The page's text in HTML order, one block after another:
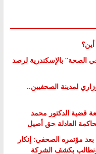
الصحة” بالإسكندرية لرصد
لمدينة الصحفيين..
قضية الدكتور محمد
العادلة حق أصيل
مؤتمره الصحفي: إنكار
ونطالب بكشف الشركة